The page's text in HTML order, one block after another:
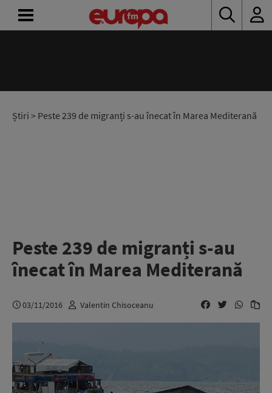
Știri > Peste 239 de migranți s-au înecat în Marea Mediterană
Peste 239 de migranți s-au
înecat în Marea Mediterană
03/11/2016 Valentin Chisoceanu
RADIO